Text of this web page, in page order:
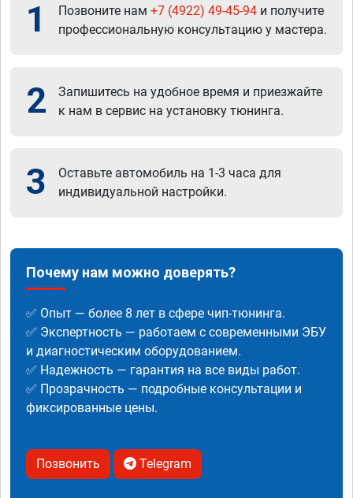
1 Позвоните нам +7 (4922) 49-45-94 и получите
профессиональную консультацию у мастера.
2
Запишитесь на удобное время и приезжайте
к нам в сервис на установку тюнинга.
3
Оставьте автомобиль на 1-3 часа для
индивидуальной настройки.
Почему нам можно доверять?
✅ Опыт — более 8 лет в сфере чип-тюнинга.
✅ Экспертность — работаем с современными ЭБУ
и диагностическим оборудованием.
✅ Надежность — гарантия на все виды работ.
✅ Прозрачность — подробные консультации и
фиксированные цены.
Позвонить Telegram